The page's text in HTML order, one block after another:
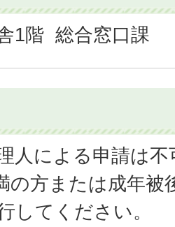
1階 総合窓口課
人による申請は不
の方または成年被
してください。